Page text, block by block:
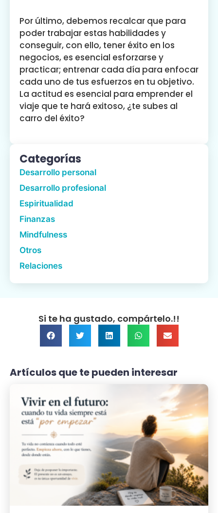
Por último, debemos recalcar que para
poder trabajar estas habilidades y
conseguir, con ello, tener éxito en los
negocios, es esencial esforzarse y
practicar; entrenar cada día para enfocar
cada uno de tus esfuerzos en tu objetivo.
La actitud es esencial para emprender el
viaje que te hará exitoso, ¿te subes al
carro del éxito?
Categorías
Desarrollo personal
Desarrollo profesional
Espiritualidad
Finanzas
Mindfulness
Otros
Relaciones
Si te ha gustado, compártelo.!!
Artículos que te pueden interesar